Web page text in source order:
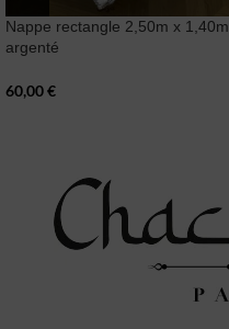
Nappe rectangle 2,50m x 1,40m
argenté
60,00€